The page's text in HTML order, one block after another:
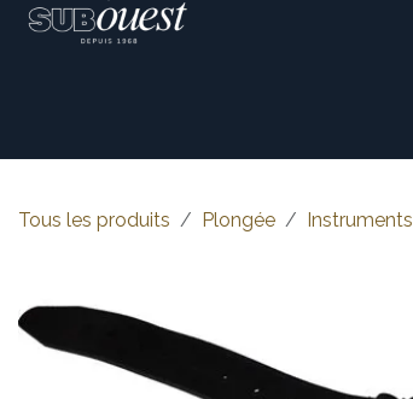
Tous les produits Plongée Instruments